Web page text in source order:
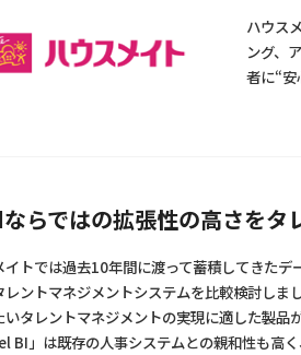
ハウス
ング、
者に“安
らではの拡張性の高さをタ
イトでは過去10年間に渡って蓄積してきたデ
レントマネジメントシステムを比較検討し
いタレントマネジメントの実現に適した製品
BI」は既存の人事システムとの親和性も高